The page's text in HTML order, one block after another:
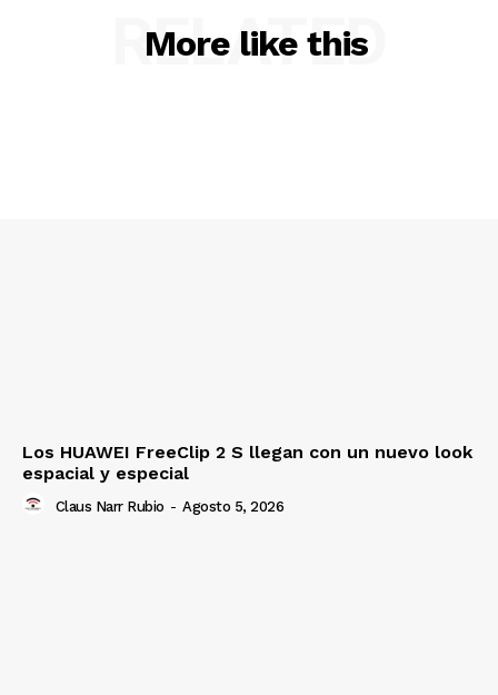
More like this
RELATED
Los HUAWEI FreeClip 2 S llegan con un nuevo look
espacial y especial
Claus Narr Rubio - Agosto 5, 2026